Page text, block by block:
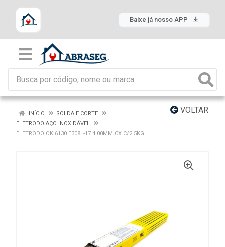
Baixe já nosso APP
VOLTAR
INÍCIO
SOLDA E CORTE
ELETRODO AÇO INOXIDÁVEL
ELETRODO OK 6130 E308L-17 4.00MM CX C/2.5KG